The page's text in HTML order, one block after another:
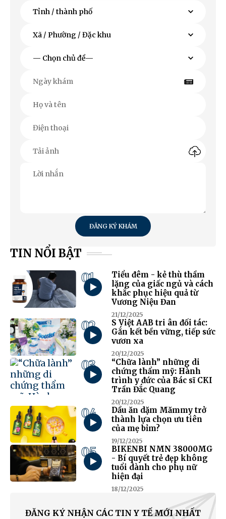
ĐĂNG KÝ KHÁM
TIN NỔI BẬT
01
Tiểu đêm - kẻ thù thầm
lặng của giấc ngủ và cách
khắc phục hiệu quả từ
Vương Niệu Đan
21/12/2025
02
S Việt AAB tri ân đối tác:
Gắn kết bền vững, tiếp sức
vươn xa
20/12/2025
03
“Chữa lành” những di
chứng thẩm mỹ: Hành
trình y đức của Bác sĩ CKI
Trần Đắc Quang
20/12/2025
04
Dầu ăn dặm Mămmy trở
thành lựa chọn ưu tiên
của mẹ bỉm?
19/12/2025
05
BIKENBI NMN 38000MG
- Bí quyết trẻ đẹp không
tuổi dành cho phụ nữ
hiện đại
18/12/2025
ĐĂNG KÝ NHẬN CÁC TIN Y TẾ MỚI NHẤT